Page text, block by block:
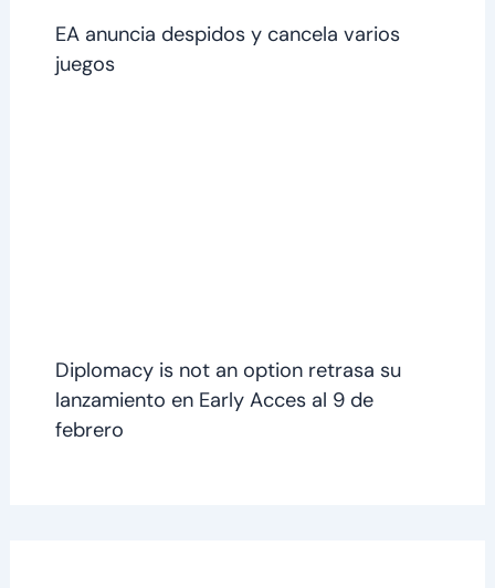
EA anuncia despidos y cancela varios
juegos
Diplomacy is not an option retrasa su
lanzamiento en Early Acces al 9 de
febrero